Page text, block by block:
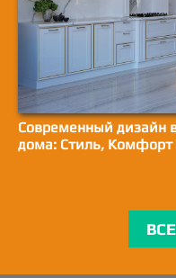
Современный дизайн
дома: Стиль,